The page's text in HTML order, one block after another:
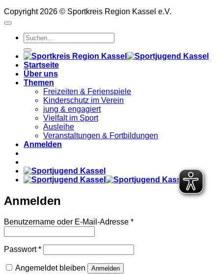
Copyright 2026 © Sportkreis Region Kassel e.V.
Startseite
Über uns
Themen
Freizeiten & Ferienspiele
Kinderschutz im Verein
jung & engagiert
Vielfalt im Sport
Ausleihe
Veranstaltungen & Fortbildungen
Anmelden
Anmelden
Benutzername oder E-Mail-Adresse *
Passwort*
Angemeldet bleiben Anmelden